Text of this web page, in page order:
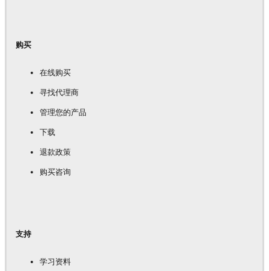
购买
在线购买
寻找代理商
管理您的产品
下载
退款政策
购买咨询
支持
学习资料